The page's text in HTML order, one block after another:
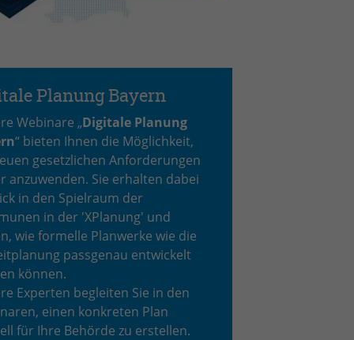
Planung Bayern
Webinare „Digitale Planung
“ bieten Ihnen die Möglichkeit,
gesetzlichen Anforderungen
anzuwenden. Sie erhalten dabei
in den Spielraum der
in der 'XPlanung' und
wie formelle Planwerke wie die
passgenau entwickelt
können.
Experten begleiten Sie in den
einen konkreten Plan
für Ihre Behörde zu erstellen.